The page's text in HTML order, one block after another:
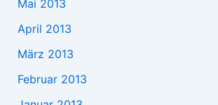
Mai 2013
April 2013
März 2013
Februar 2013